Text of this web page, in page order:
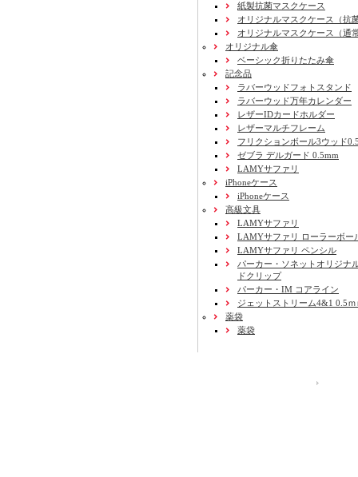
紙製抗菌マスクケース
オリジナルマスクケース（抗
オリジナルマスクケース（通
オリジナル傘
ベーシック折りたたみ傘
記念品
ラバーウッドフォトスタンド
ラバーウッド万年カレンダー
レザーIDカードホルダー
レザーマルチフレーム
フリクションボール3ウッド
ゼブラ デルガード 0.5mm
LAMYサファリ
iPhoneケース
iPhoneケース
高級文具
LAMYサファリ
LAMYサファリ ローラーボー
LAMYサファリ ペンシル
パーカー・ソネットオリジナ
ドクリップ
パーカー・IM コアライン
ジェットストリーム4&1 0.5ｍ
薬袋
薬袋